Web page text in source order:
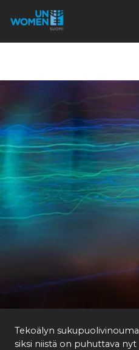
Osallistu
Ajankohtaista
Tietoa meistä
På Svenska
Valikon rivi
Tekoälyn
siksi niistä on puhuttava nyt